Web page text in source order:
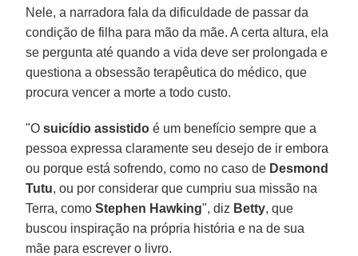
Nele, a narradora fala da dificuldade de passar da
condição de filha para mão da mãe. A certa altura, ela
se pergunta até quando a vida deve ser prolongada e
questiona a obsessão terapêutica do médico, que
procura vencer a morte a todo custo.
"Osuicídio assistido é um benefício sempre que a
pessoa expressa claramente seu desejo de ir embora
ou porque está sofrendo, como no caso de Desmond
Tutu, ou por considerar que cumpriu sua missão na
Terra, comoStephen Hawking", diz Betty, que
buscou inspiração na própria história e na de sua
mãe para escrever o livro.